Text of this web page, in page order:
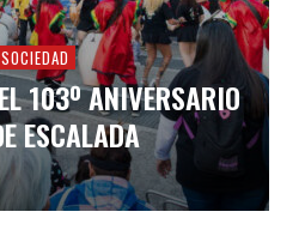
SOCIEDAD
103º ANIVERSARIO
ESCALADA